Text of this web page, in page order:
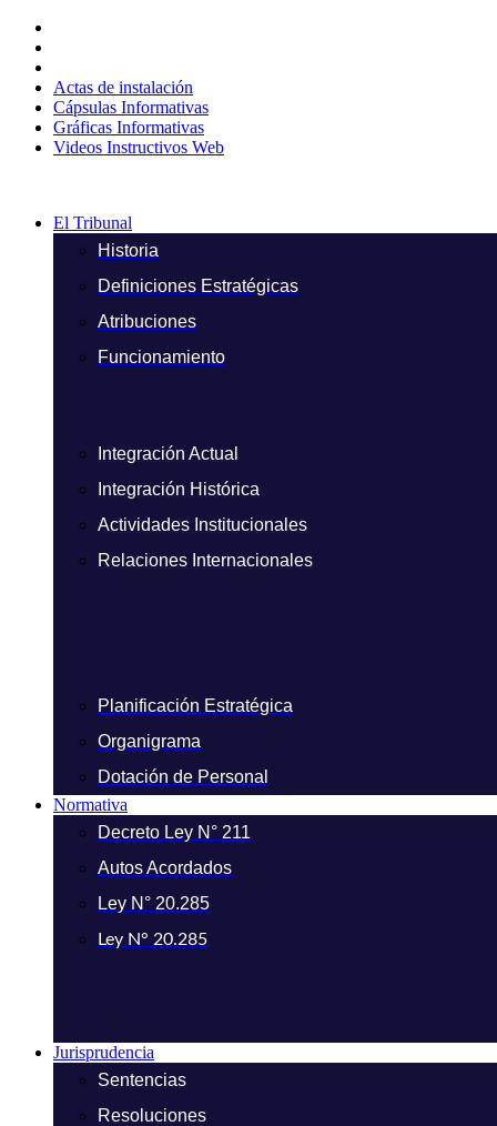
contenido
Actas de instalación
Cápsulas Informativas
Gráficas Informativas
Videos Instructivos Web
El Tribunal
Historia
Definiciones Estratégicas
Atribuciones
Funcionamiento
Integración Actual
Integración Histórica
Actividades Institucionales
Relaciones Internacionales
Planificación Estratégica
Organigrama
Dotación de Personal
Normativa
Decreto Ley N° 211
Autos Acordados
Ley N° 20.285
Ley N° 20.285
Jurisprudencia
Sentencias
Resoluciones